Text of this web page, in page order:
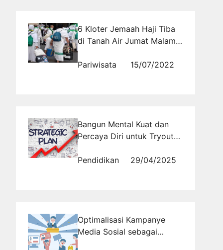
6 Kloter Jemaah Haji Tiba
di Tanah Air Jumat Malam,
Pariwisata
15/07/2022
Bangun Mental Kuat dan
Percaya Diri untuk Tryout
Pendidikan
29/04/2025
Optimalisasi Kampanye
Media Sosial sebagai